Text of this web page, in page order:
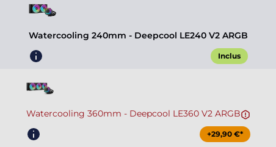
Watercooling 240mm - Deepcool LE240 V2 ARGB
Inclus
Watercooling 360mm - Deepcool LE360 V2 ARGB
+29,90 €*